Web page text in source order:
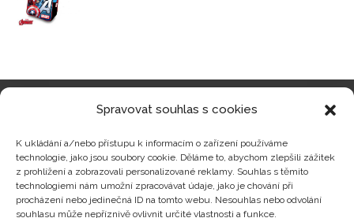
Spravovat souhlas s cookies
K ukládání a/nebo přístupu k informacím o zařízení používáme
technologie, jako jsou soubory cookie. Děláme to, abychom zlepšili zážitek
z prohlížení a zobrazovali personalizované reklamy. Souhlas s těmito
technologiemi nám umožní zpracovávat údaje, jako je chování při
procházení nebo jedinečná ID na tomto webu. Nesouhlas nebo odvolání
souhlasu může nepříznivě ovlivnit určité vlastnosti a funkce.
Zajímavosti